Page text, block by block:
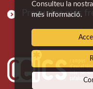
Preguntes més
Consulteu la nostra
més informació.